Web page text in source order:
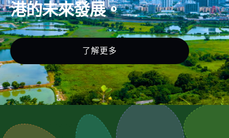
港的未來發展。
了解更多